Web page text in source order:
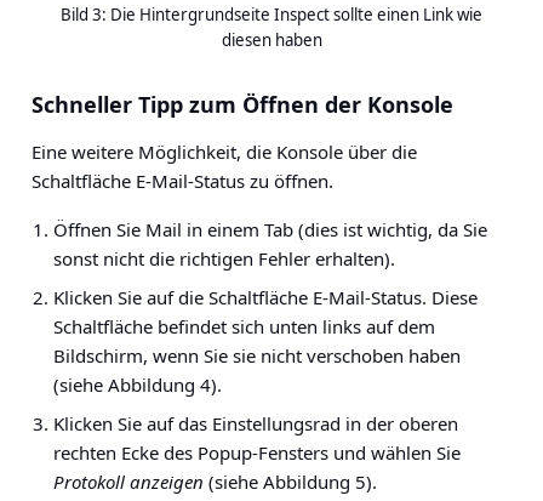
Bild 3: Die Hintergrundseite Inspect sollte einen Link wie
diesen haben
Schneller Tipp zum Öffnen der Konsole
Eine weitere Möglichkeit, die Konsole über die
Schaltfläche E-Mail-Status zu öffnen.
Öffnen Sie Mail in einem Tab (dies ist wichtig, da Sie
sonst nicht die richtigen Fehler erhalten).
Klicken Sie auf die Schaltfläche E-Mail-Status. Diese
Schaltfläche befindet sich unten links auf dem
Bildschirm, wenn Sie sie nicht verschoben haben
(siehe Abbildung 4).
Klicken Sie auf das Einstellungsrad in der oberen
rechten Ecke des Popup-Fensters und wählen Sie
Protokoll anzeigen (siehe Abbildung 5).